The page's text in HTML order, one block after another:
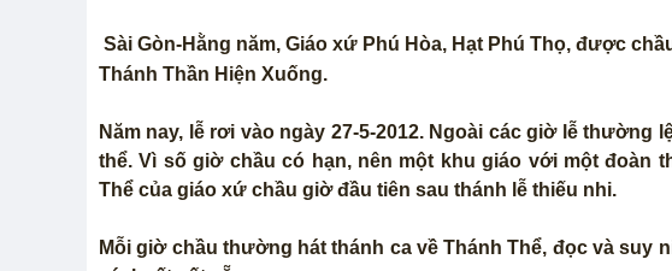
Sài Gòn-Hằng năm, Giáo xứ Phú Hòa, Hạt Phú Thọ, được
Thánh Thần Hiện Xuống.
Năm nay, lễ rơi vào ngày 27-5-2012. Ngoài các giờ lễ
thể. Vì số giờ chầu có hạn, nên một khu giáo với một đoàn
Thể của giáo xứ chầu giờ đầu tiên sau thánh lễ thiếu nhi.
Mỗi giờ chầu thường hát thánh ca về Thánh Thể, đọc và